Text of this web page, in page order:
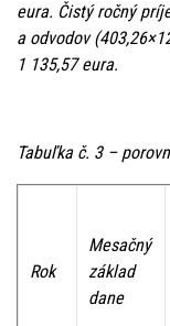
eura. Čistý ročný
a odvodov
1 135,57 eura.
Tabuľka č. 3 –
Rok
Mesačný
základ
dane